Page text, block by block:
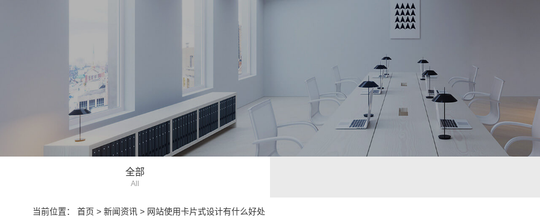
全部
All
当前位置： 首页 > 新闻资讯> 网站使用卡片式设计有什么好处